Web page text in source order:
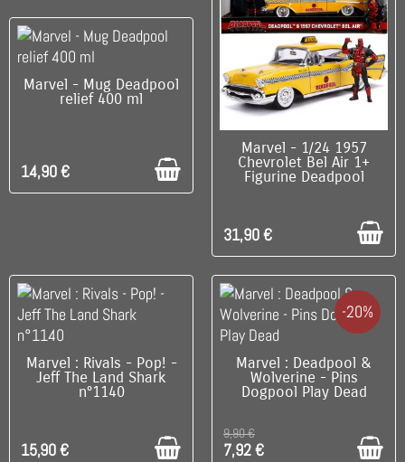
C'EST LE DERNIER !
Marvel - Mug Deadpool
relief 400 ml
14,90 €
C'EST LE DERNIER !
Marvel - 1/24 1957
Chevrolet Bel Air 1+
Figurine Deadpool
31,90 €
C'EST LE DERNIER !
Marvel : Rivals - Pop! -
Jeff The Land Shark
n°1140
15,90 €
-20%
DISPONIBLE
Marvel : Deadpool &
Wolverine - Pins
Dogpool Play Dead
9,90 €
7,92 €